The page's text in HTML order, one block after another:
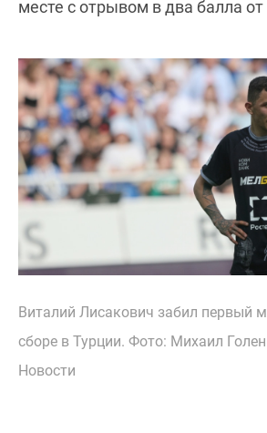
месте с отрывом в два балла от
Виталий Лисакович забил первый
сборе в Турции. Фото: Михаил
Новости